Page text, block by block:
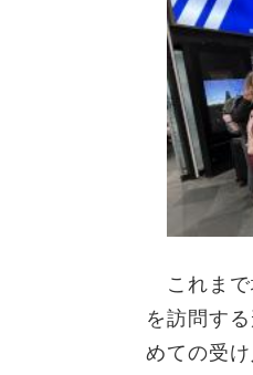
これまで
を訪問す
めての受